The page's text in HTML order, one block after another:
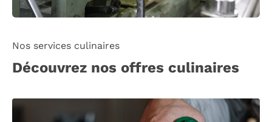
Nos services culinaires
Découvrez nos offres culinaires